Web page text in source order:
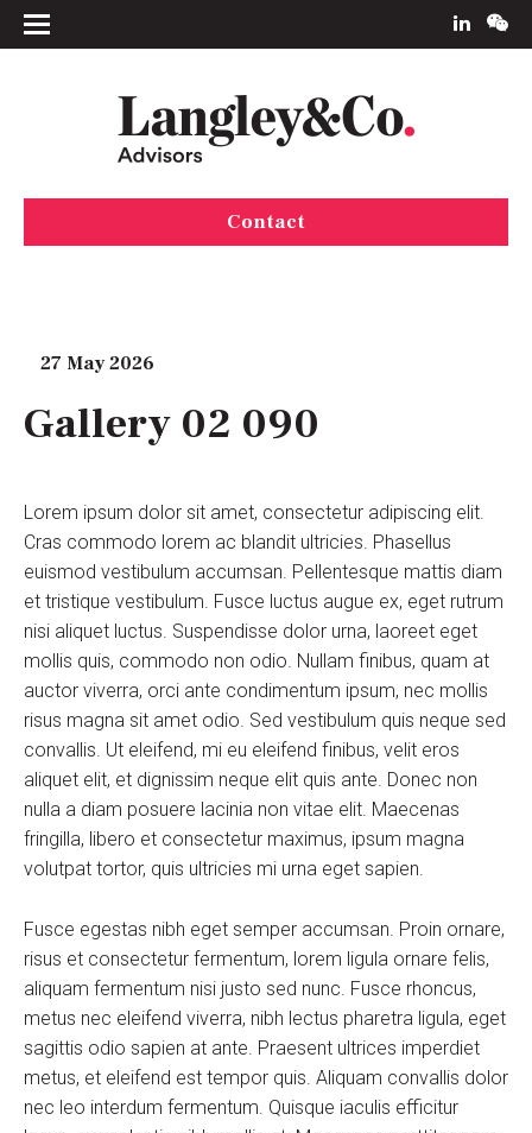
Contact
27 May 2026
Gallery 02 090
Lorem ipsum dolor sit amet, consectetur adipiscing elit.
Cras commodo lorem ac blandit ultricies. Phasellus
euismod vestibulum accumsan. Pellentesque mattis diam
et tristique vestibulum. Fusce luctus augue ex, eget rutrum
nisi aliquet luctus. Suspendisse dolor urna, laoreet eget
mollis quis, commodo non odio. Nullam finibus, quam at
auctor viverra, orci ante condimentum ipsum, nec mollis
risus magna sit amet odio. Sed vestibulum quis neque sed
convallis. Ut eleifend, mi eu eleifend finibus, velit eros
aliquet elit, et dignissim neque elit quis ante. Donec non
nulla a diam posuere lacinia non vitae elit. Maecenas
fringilla, libero et consectetur maximus, ipsum magna
volutpat tortor, quis ultricies mi urna eget sapien.
Fusce egestas nibh eget semper accumsan. Proin ornare,
risus et consectetur fermentum, lorem ligula ornare felis,
aliquam fermentum nisi justo sed nunc. Fusce rhoncus,
metus nec eleifend viverra, nibh lectus pharetra ligula, eget
sagittis odio sapien at ante. Praesent ultrices imperdiet
metus, et eleifend est tempor quis. Aliquam convallis dolor
nec leo interdum fermentum. Quisque iaculis efficitur